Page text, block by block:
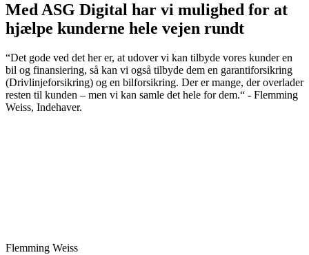
Med ASG Digital har vi mulighed for at
hjælpe kunderne hele vejen rundt
“Det gode ved det her er, at udover vi kan tilbyde vores kunder en
bil og finansiering, så kan vi også tilbyde dem en garantiforsikring
(Drivlinjeforsikring) og en bilforsikring. Der er mange, der overlader
resten til kunden – men vi kan samle det hele for dem.“ - Flemming
Weiss, Indehaver.
Flemming Weiss